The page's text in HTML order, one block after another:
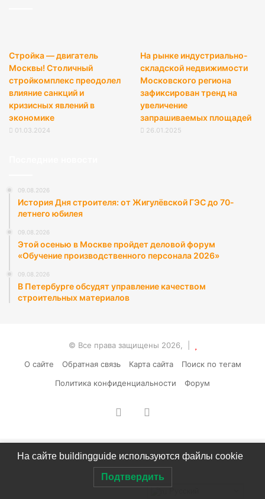
Стройка — двигатель
Москвы! Столичный
стройкомплекс преодолел
влияние санкций и
кризисных явлений в
экономике
01.03.2024
На рынке индустриально-
складской недвижимости
Московского региона
зафиксирован тренд на
увеличение
запрашиваемых площадей
26.01.2025
09.08.2026
История Дня строителя: от Жигулёвской ГЭС до 70-
летнего юбилея
09.08.2026
Этой осенью в Москве пройдет деловой форум
«Обучение производственного персонала 2026»
09.08.2026
В Петербурге обсудят управление качеством
строительных материалов
© Все права защищены 2026, |
О сайте
Обратная связь Карта сайта
Поиск по тегам
Политика конфиденциальности
Форум
vk.com
На сайте buildingguide используются файлы cookie
Подтвердить